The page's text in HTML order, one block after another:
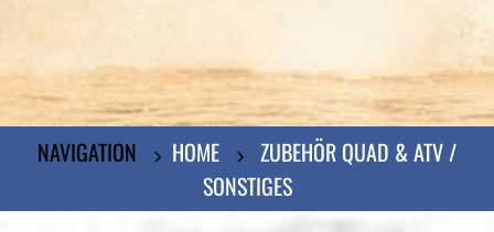
NAVIGATION HOME
ZUBEHÖR QUAD & ATV /
SONSTIGES